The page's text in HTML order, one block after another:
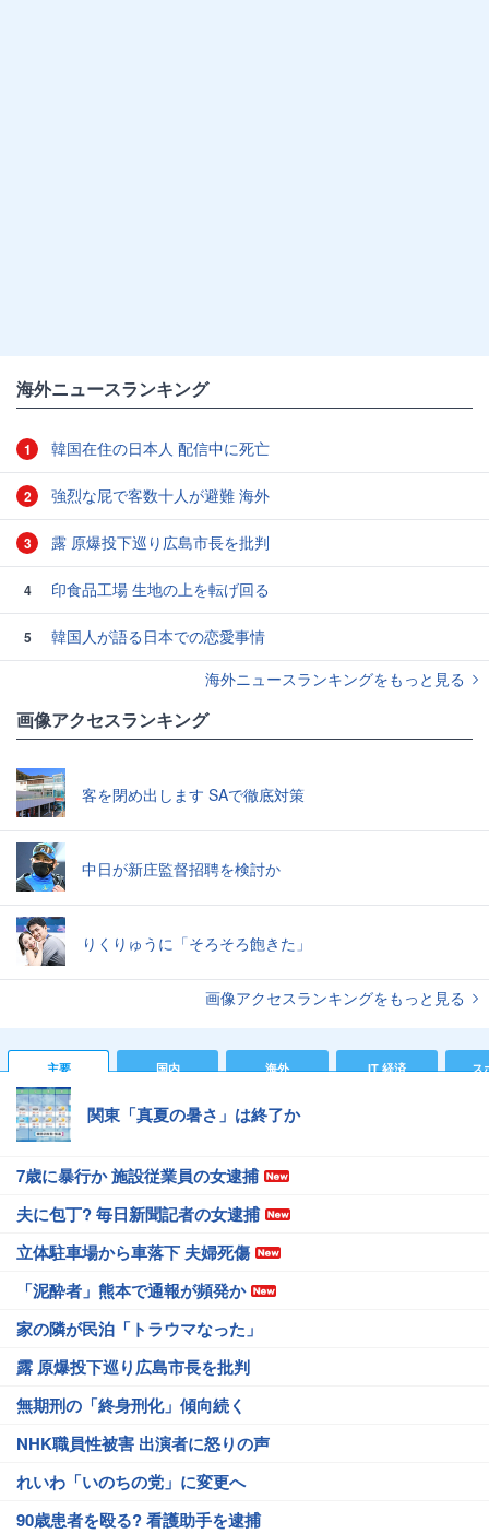
海外ニュースランキング
1 韓国在住の日本人 配信中に死亡
2 強烈な屁で客数十人が避難 海外
3 露 原爆投下巡り広島市長を批判
4 印食品工場 生地の上を転げ回る
5
韓国人が語る日本での恋愛事情
海外ニュースランキングをもっと見る
画像アクセスランキング
客を閉め出します SAで徹底対策
中日が新庄監督招聘を検討か
りくりゅうに「そろそろ飽きた」
画像アクセスランキングをもっと見る
主要 国内 海外 IT 経済 ス
関東「真夏の暑さ」は終了か
7歳に暴行か 施設従業員の女逮捕
夫に包丁? 毎日新聞記者の女逮捕
立体駐車場から車落下 夫婦死傷
「泥酔者」熊本で通報が頻発か
家の隣が民泊「トラウマなった」
露 原爆投下巡り広島市長を批判
無期刑の「終身刑化」傾向続く
NHK職員性被害 出演者に怒りの声
れいわ「いのちの党」に変更へ
90歳患者を殴る? 看護助手を逮捕